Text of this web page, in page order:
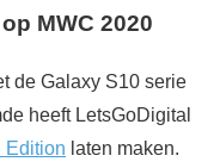
MWC 2020
de Galaxy S10 serie
heeft LetsGoDigital
Edition laten maken.